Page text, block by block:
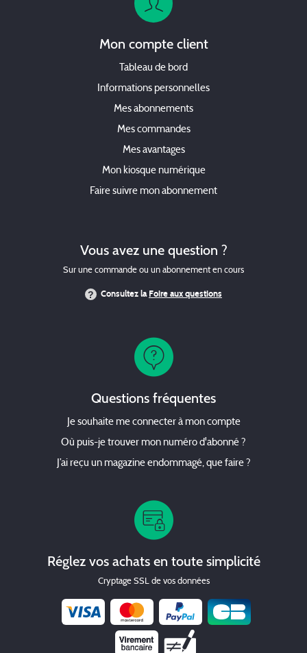
Mon compte client
Tableau de bord
Informations personnelles
Mes abonnements
Mes commandes
Mes avantages
Mon kiosque numérique
Faire suivre mon abonnement
Vous avez une question ?
Sur une commande ou un abonnement en cours
Consultez laFoire aux questions
Questions fréquentes
Je souhaite me connecter à mon compte
Où puis-je trouver mon numéro d'abonné ?
J’ai reçu un magazine endommagé, que faire ?
Réglez vos achats en toute simplicité
Cryptage SSL de vos données
Chèque